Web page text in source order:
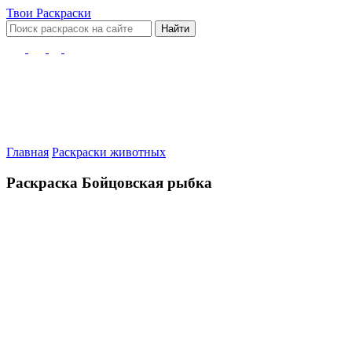
Твои Раскраски
Найти
Главная Раскраски животных
Раскраска Бойцовская рыбка